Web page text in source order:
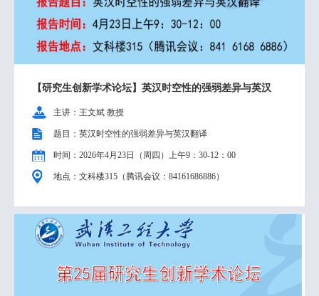
【研究生创新学术论坛】英汉时空性的强弱差异与英汉
主讲：王文斌 教授
题目：英汉时空性的强弱差异与英汉翻译
时间：2026年4月23日（周四）上午9：30-12：00
地点：文科楼315（腾讯会议：84161686886）